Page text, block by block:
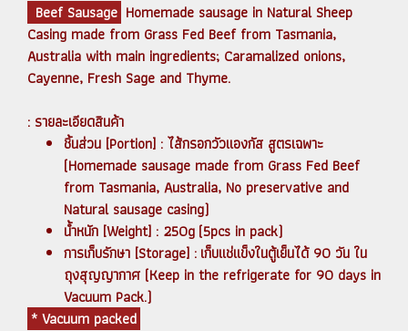
Beef Sausage Homemade sausage in Natural Sheep
Casing made from Grass Fed Beef from Tasmania,
Australia with main ingredients; Caramalized onions,
Cayenne, Fresh Sage and Thyme.
: รายละเอียดสินค้า
ชิ้นส่วน [Portion] : ไส้กรอกวัวแองกัส สูตรเฉพาะ
(Homemade sausage made from Grass Fed Beef
from Tasmania, Australia, No preservative and
Natural sausage casing)
น้ำหนัก [Weight] : 250g (5pcs in pack)
การเก็บรักษา [Storage] : เก็บแช่แข็งในตู้เย็นได้ 90 วัน ใน
ถุงสุญญากาศ (Keep in the refrigerate for 90 days in
Vacuum Pack.)
* Vacuum packed